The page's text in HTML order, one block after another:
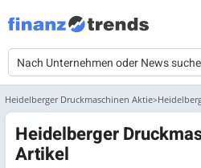
Heidelberger Druckmaschinen Aktie
Heidelberger
Artikel